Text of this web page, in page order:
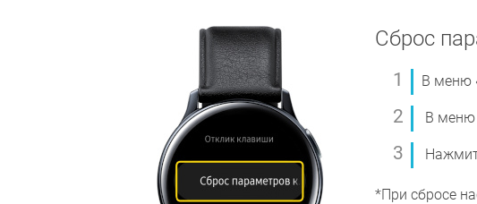
Сброс
В меню
В меню
*При сбросе